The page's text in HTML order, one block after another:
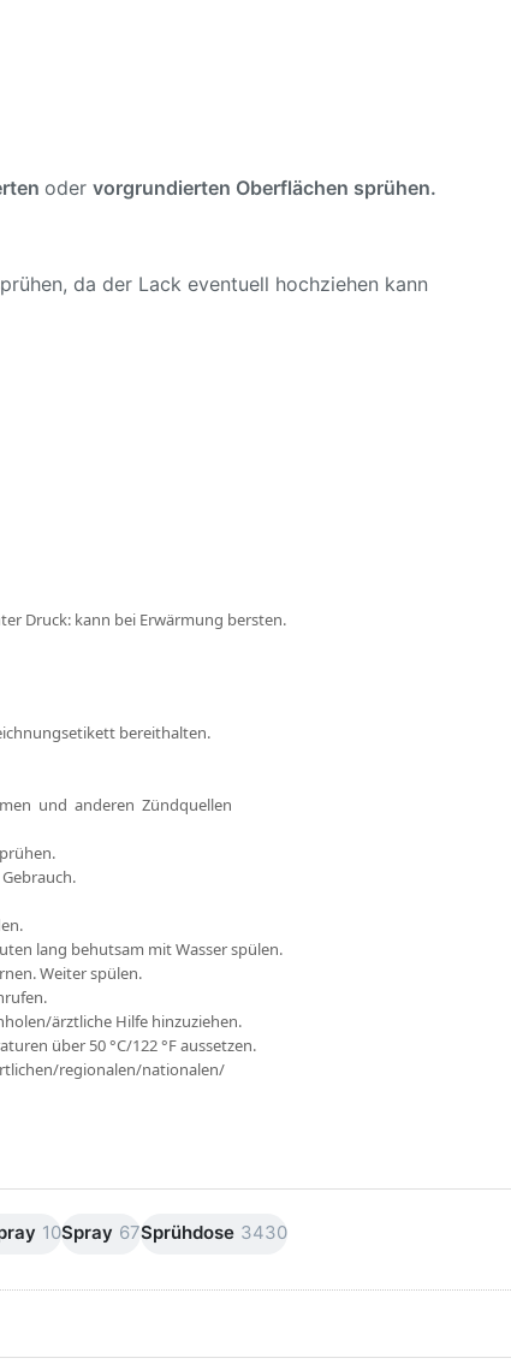
oder vorgrundierten Oberflächen sprühen.
da der Lack eventuell hochziehen kann
Druck: kann bei Erwärmung bersten.
bereithalten.
und anderen Zündquellen
lang behutsam mit Wasser spülen.
Weiter spülen.
ärztliche Hilfe hinzuziehen.
über 50 °C/122 °F aussetzen.
regionalen/nationalen/
10Spray 67Sprühdose 3430